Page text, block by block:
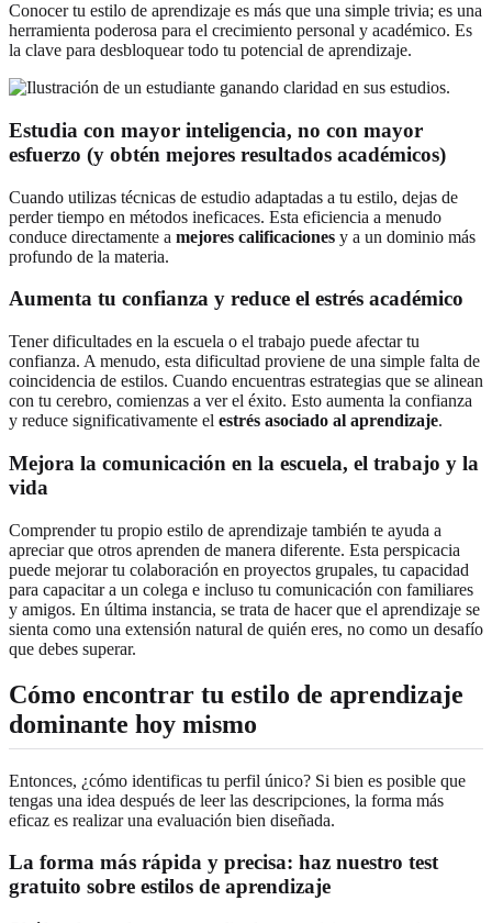
Conocer tu estilo de aprendizaje es más que una simple trivia; es una
herramienta poderosa para el crecimiento personal y académico. Es
la clave para desbloquear todo tu potencial de aprendizaje.
Estudia con mayor inteligencia, no con mayor
esfuerzo (y obtén mejores resultados académicos)
Cuando utilizas técnicas de estudio adaptadas a tu estilo, dejas de
perder tiempo en métodos ineficaces. Esta eficiencia a menudo
conduce directamente a mejores calificaciones y a un dominio más
profundo de la materia.
Aumenta tu confianza y reduce el estrés académico
Tener dificultades en la escuela o el trabajo puede afectar tu
confianza. A menudo, esta dificultad proviene de una simple falta de
coincidencia de estilos. Cuando encuentras estrategias que se alinean
con tu cerebro, comienzas a ver el éxito. Esto aumenta la confianza
y reduce significativamente el estrés asociado al aprendizaje.
Mejora la comunicación en la escuela, el trabajo y la
vida
Comprender tu propio estilo de aprendizaje también te ayuda a
apreciar que otros aprenden de manera diferente. Esta perspicacia
puede mejorar tu colaboración en proyectos grupales, tu capacidad
para capacitar a un colega e incluso tu comunicación con familiares
y amigos. En última instancia, se trata de hacer que el aprendizaje se
sienta como una extensión natural de quién eres, no como un desafío
que debes superar.
Cómo encontrar tu estilo de aprendizaje
dominante hoy mismo
Entonces, ¿cómo identificas tu perfil único? Si bien es posible que
tengas una idea después de leer las descripciones, la forma más
eficaz es realizar una evaluación bien diseñada.
La forma más rápida y precisa: haz nuestro test
gratuito sobre estilos de aprendizaje